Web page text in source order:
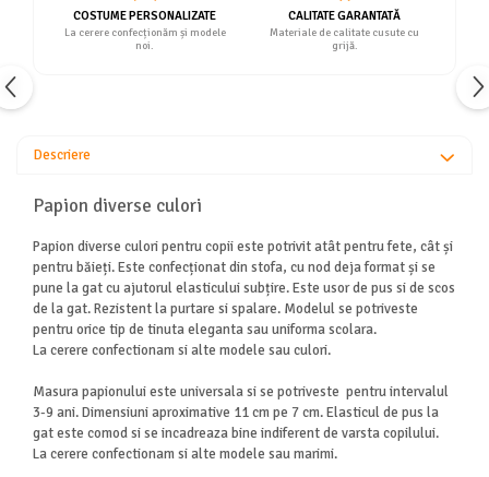
COSTUME PERSONALIZATE
La cerere confecționăm și modele
noi.
CALITATE GARANTATĂ
Materiale de calitate cusute cu
grijă.
Descriere
Papion diverse culori
Papion diverse culori pentru copii este potrivit atât pentru fete, cât și
pentru băieți. Este confecționat din stofa, cu nod deja format și se
pune la gat cu ajutorul elasticului subțire. Este usor de pus si de scos
de la gat. Rezistent la purtare si spalare. Modelul se potriveste
pentru orice tip de tinuta eleganta sau uniforma scolara.
La cerere confectionam si alte modele sau culori.
Masura papionului este universala si se potriveste pentru intervalul
3-9 ani. Dimensiuni aproximative 11 cm pe 7 cm. Elasticul de pus la
gat este comod si se incadreaza bine indiferent de varsta copilului.
La cerere confectionam si alte modele sau marimi.